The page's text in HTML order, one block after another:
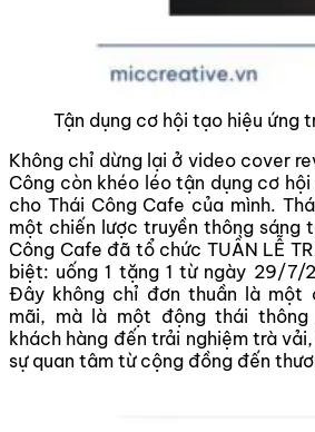
Tận dụng cơ hội tạo hiệu ứng
Không chỉ dừng lại ở video cover
Công còn khéo léo tận dụng cơ
cho Thái Công Cafe của mình.
một chiến lược truyền thông sáng
Công Cafe đã tổ chức TUẦN LỄ
biệt: uống 1 tặng 1 từ ngày 29/
Đây không chỉ đơn thuần là một
mãi, mà là một động thái thông
khách hàng đến trải nghiệm trà
sự quan tâm từ cộng đồng đến